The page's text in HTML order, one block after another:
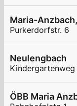
Maria-
Purkerdorfstr. 6
Neulengbach
ÖBB Maria